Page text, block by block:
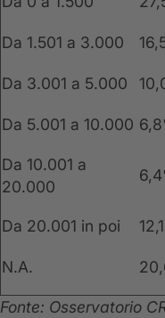
Da 1.501 a 3.000
Da 3.001 a 5.000
Da 5.001 a 10.000
Da 10.001 a
20.000
Da 20.001 in poi
N.A.
Fonte: Osservatorio